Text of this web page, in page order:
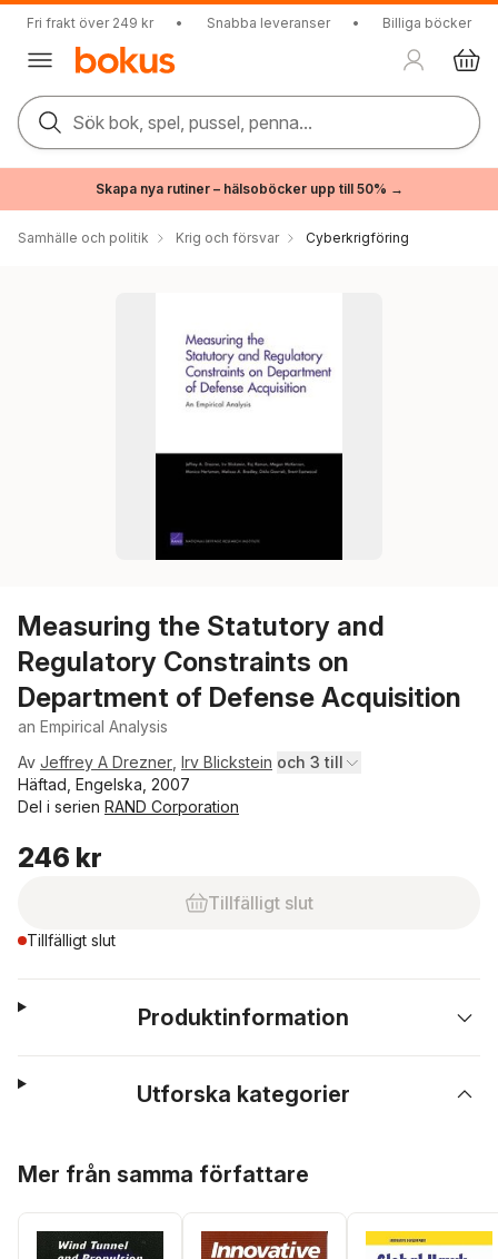
Fri frakt över 249 kr • Snabba leveranser • Billiga böcker
Sök bok, spel, pussel, penna...
Skapa nya rutiner – hälsoböcker upp till 50% →
Samhälle och politik Krig och försvar Cyberkrigföring
Measuring the Statutory and
Regulatory Constraints on
Department of Defense Acquisition
an Empirical Analysis
Av Jeffrey A Drezner Irv Blickstein och 3 till
Häftad, Engelska, 2007
Del i serien RAND Corporation
246 kr
Tillfälligt slut
Tillfälligt slut
Produktinformation
Utforska kategorier
Mer från samma författare